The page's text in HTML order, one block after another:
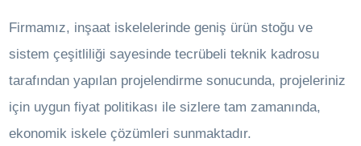
Firmamız, inşaat iskelelerinde geniş ürün stoğu ve
sistem çeşitliliği sayesinde tecrübeli teknik kadrosu
tarafından yapılan projelendirme sonucunda, projeleriniz
için uygun fiyat politikası ile sizlere tam zamanında,
ekonomik iskele çözümleri sunmaktadır.